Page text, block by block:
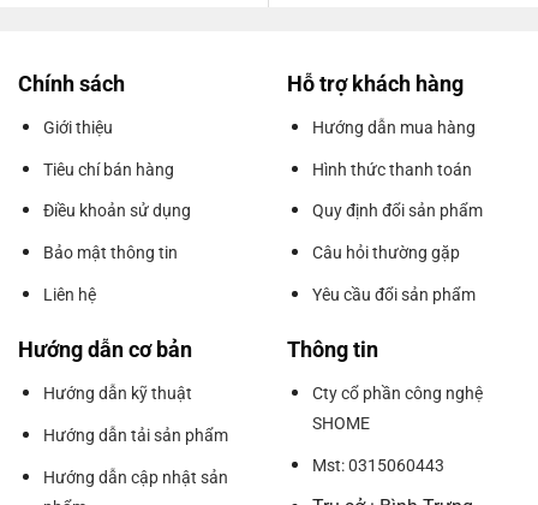
Chính sách
Giới thiệu
Tiêu chí bán hàng
Điều khoản sử dụng
Bảo mật thông tin
Liên hệ
Hỗ trợ khách hàng
Hướng dẫn mua hàng
Hình thức thanh toán
Quy định đổi sản phẩm
Câu hỏi thường gặp
Yêu cầu đổi sản phẩm
Hướng dẫn cơ bản
Hướng dẫn kỹ thuật
Hướng dẫn tải sản phẩm
Hướng dẫn cập nhật sản
Thông tin
Cty cổ phần công nghệ
SHOME
Mst: 0315060443